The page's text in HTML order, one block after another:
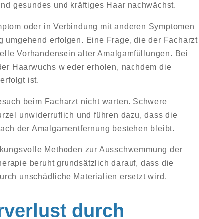
gesundes und kräftiges Haar nachwächst.
oder in Verbindung mit anderen Symptomen
umgehend erfolgen. Eine Frage, die der Facharzt
Vorhandensein alter Amalgamfüllungen. Bei
Haarwuchs wieder erholen, nachdem die
ist.
beim Facharzt nicht warten. Schwere
unwiderruflich und führen dazu, dass die
der Amalgamentfernung bestehen bleibt.
Methoden zur Ausschwemmung der
beruht grundsätzlich darauf, dass die
unschädliche Materialien ersetzt wird.
durch